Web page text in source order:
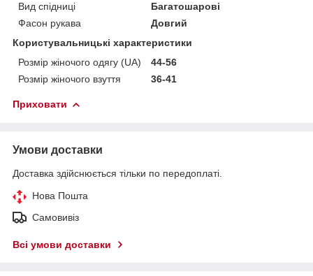
Вид спідниці
Багатошарові
Фасон рукава
Довгий
Користувальницькі характеристики
Розмір жіночого одягу (UA)
44-56
Розмір жіночого взуття
36-41
Приховати
Умови доставки
Доставка здійснюється тільки по передоплаті.
Нова Пошта
Самовивіз
Всі умови доставки